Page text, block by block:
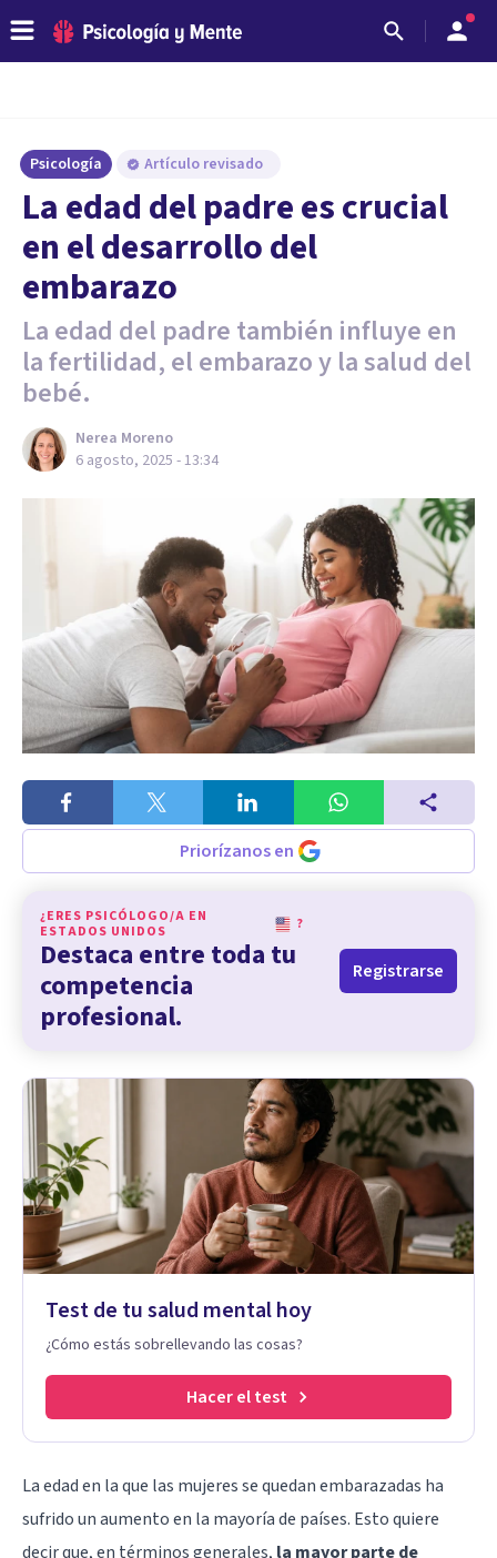
Psicología Artículo revisado
La edad del padre es crucial
en el desarrollo del
embarazo
La edad del padre también influye en
la fertilidad, el embarazo y la salud del
bebé.
Nerea Moreno
6 agosto, 2025 - 13:34
Priorízanos en
¿ERES PSICÓLOGO/A EN
ESTADOS UNIDOS
?
Destaca entre toda tu
competencia
profesional.
Registrarse
Test de tu salud mental hoy
¿Cómo estás sobrellevando las cosas?
Hacer el test
La edad en la que las mujeres se quedan embarazadas ha
sufrido un aumento en la mayoría de países. Esto quiere
decir que, en términos generales, la mayor parte de